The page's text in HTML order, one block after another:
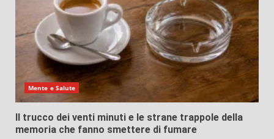
Mente e Salute
Il trucco dei venti minuti e le strane trappole della
memoria che fanno smettere di fumare